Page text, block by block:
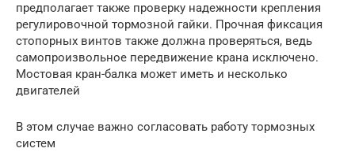
предполагает также проверку надежности крепления
регулировочной тормозной гайки. Прочная фиксация
стопорных винтов также должна проверяться, ведь
самопроизвольное передвижение крана исключено.
Мостовая кран-балка может иметь и несколько
двигателей
В этом случае важно согласовать работу тормозных
систем